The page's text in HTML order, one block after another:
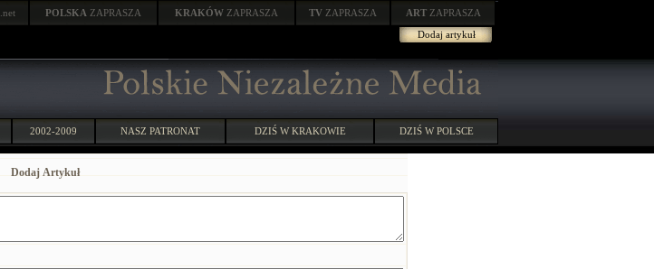
.net POLSKA ZAPRASZA KRAKÓW ZAPRASZA TV ZAPRASZA ART ZAPRASZA
Dodaj artykuł
2002-2009 NASZ PATRONAT DZIŚ W KRAKOWIE DZIŚ W POLSCE
Dodaj Artykuł